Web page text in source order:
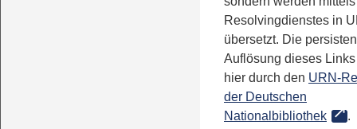
Resolvingdienstes in
übersetzt. Die
Auflösung dieses
hier durch den URN-
der Deutschen
Nationalbibliothek
.